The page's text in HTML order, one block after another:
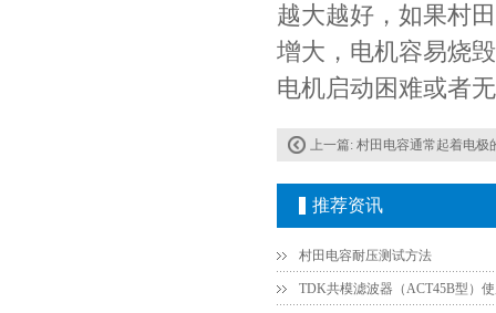
越大越好，如果村
增大，电机容易烧
电机启动困难或者
上一篇: 村田电容通常起着电极的
推荐资讯
村田电容耐压测试方法
TDK共模滤波器（ACT45B型）